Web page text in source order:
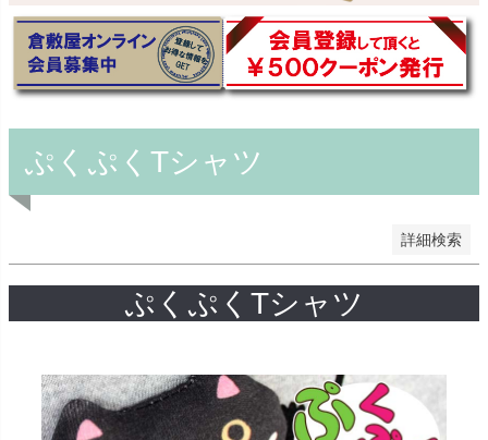
ぷくぷくTシャツ
詳細検索
新着順
登録順
価格が安い順
価格が高い順
レビュー順
キーワードヒット順
検索
ぷくぷくTシャツ